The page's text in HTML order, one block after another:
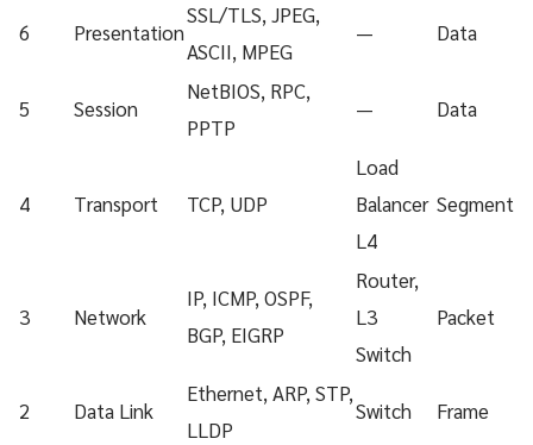
6 Presentation
SSL/TLS, JPEG,
ASCII, MPEG
— Data
5 Session
NetBIOS, RPC,
PPTP
— Data
4 Transport TCP, UDP
Load
Balancer
L4
Segment
3 Network
IP, ICMP, OSPF,
BGP, EIGRP
Router,
L3
Switch
Packet
2 Data Link
Ethernet, ARP, STP,
LLDP
Switch Frame